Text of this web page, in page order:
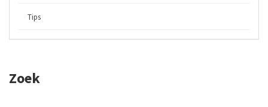
Tips
Zoek